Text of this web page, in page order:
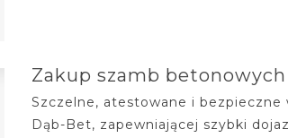
Zakup szamb
Szczelne, atestowane i
Dąb-Bet, zapewniającej szybki